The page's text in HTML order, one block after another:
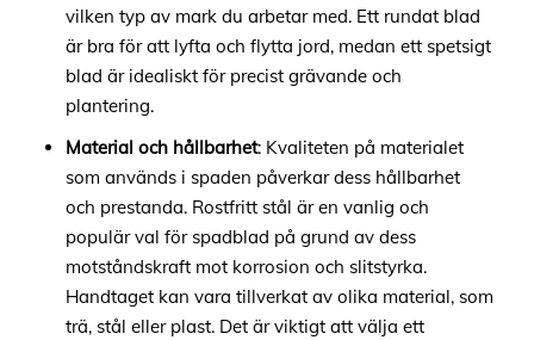
vilken typ av mark du arbetar med. Ett rundat blad
är bra för att lyfta och flytta jord, medan ett spetsigt
blad är idealiskt för precist grävande och
plantering.
Material och hållbarhet: Kvaliteten på materialet
som används i spaden påverkar dess hållbarhet
och prestanda. Rostfritt stål är en vanlig och
populär val för spadblad på grund av dess
motståndskraft mot korrosion och slitstyrka.
Handtaget kan vara tillverkat av olika material, som
trä, stål eller plast. Det är viktigt att välja ett